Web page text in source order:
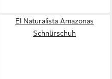
El Naturalista Amazonas
Schnürschuh